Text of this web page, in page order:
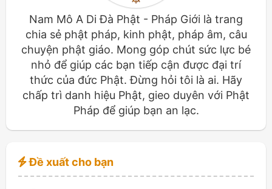
Nam Mô A Di Đà Phật - Pháp Giới là trang
chia sẻ phật pháp, kinh phật, pháp âm, câu
chuyện phật giáo. Mong góp chút sức lực bé
nhỏ để giúp các bạn tiếp cận được đại trí
thức của đức Phật. Đừng hỏi tôi là ai. Hãy
chấp trì danh hiệu Phật, gieo duyên với Phật
Pháp để giúp bạn an lạc.
Đề xuất cho bạn